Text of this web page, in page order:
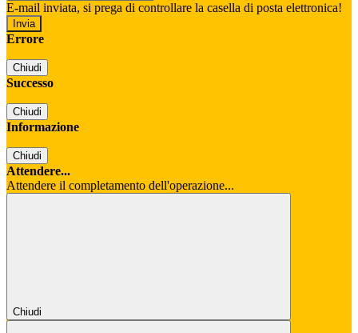
E-mail inviata, si prega di controllare la casella di posta elettronica!
Errore
Chiudi
Successo
Chiudi
Informazione
Chiudi
Attendere...
Attendere il completamento dell'operazione...
Chiudi